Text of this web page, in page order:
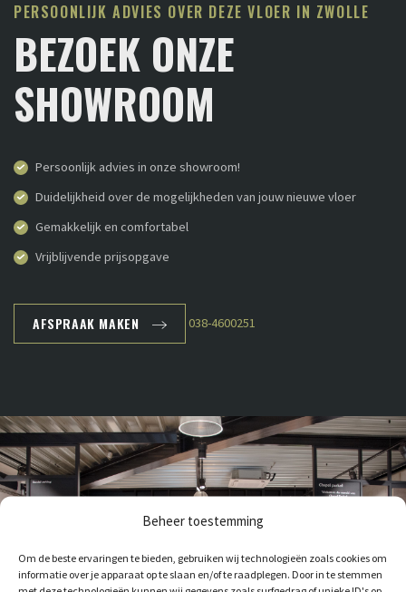
Beheer toestemming
Om de beste ervaringen te bieden, gebruiken wij technologieën zoals cookies om
informatie over je apparaat op te slaan en/of te raadplegen. Door in te stemmen
PERSOONLIJK ADVIES OVER DEZE VLOER IN ZWOLLE
BEZOEK ONZE
SHOWROOM
Persoonlijk advies in onze showroom!
Duidelijkheid over de mogelijkheden van jouw nieuwe vloer
Gemakkelijk en comfortabel
Vrijblijvende prijsopgave
AFSPRAAK MAKEN 038-4600251